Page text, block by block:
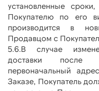
установленные
Покупателю по его
производится в
Продавцом с
5.6.В случае
доставки после
первоначальный
Заказе, Покупатель